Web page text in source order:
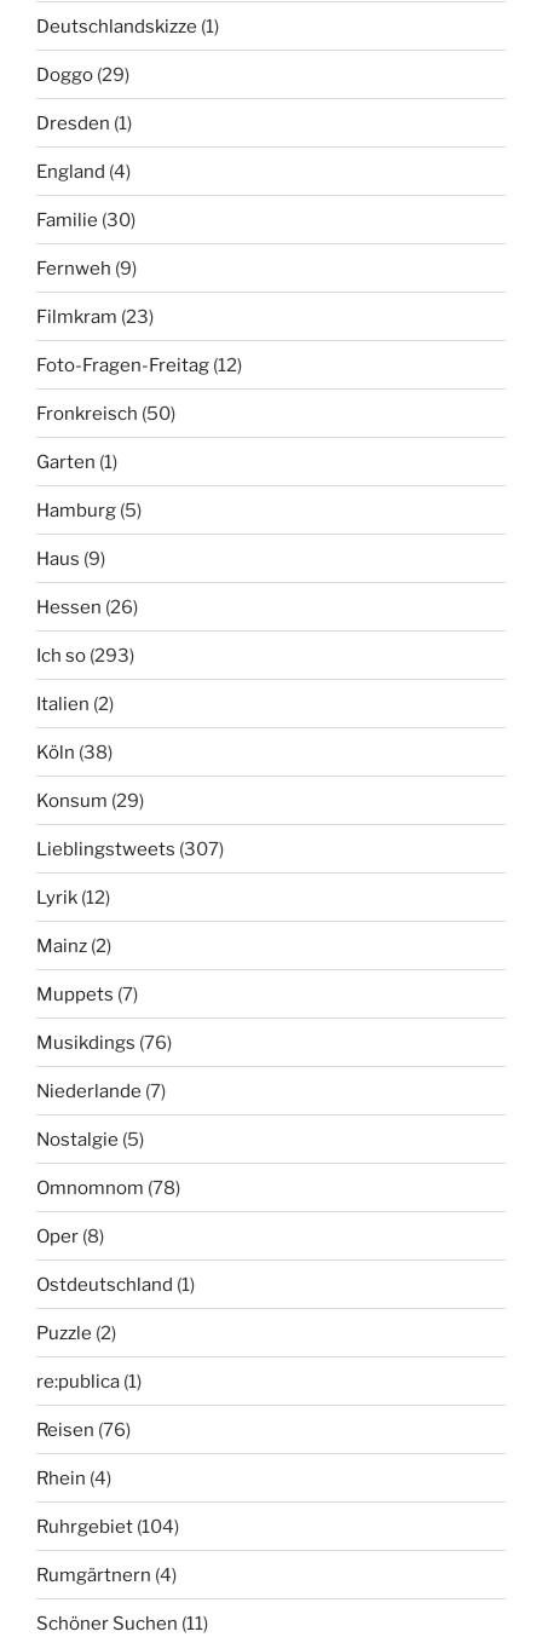
Deutschlandskizze (1)
Doggo (29)
Dresden (1)
England (4)
Familie (30)
Fernweh (9)
Filmkram (23)
Foto-Fragen-Freitag (12)
Fronkreisch (50)
Garten (1)
Hamburg (5)
Haus (9)
Hessen (26)
Ich so (293)
Italien (2)
Köln (38)
Konsum (29)
Lieblingstweets (307)
Lyrik (12)
Mainz (2)
Muppets (7)
Musikdings (76)
Niederlande (7)
Nostalgie (5)
Omnomnom (78)
Oper (8)
Ostdeutschland (1)
Puzzle (2)
re:publica (1)
Reisen (76)
Rhein (4)
Ruhrgebiet (104)
Rumgärtnern (4)
Schöner Suchen (11)